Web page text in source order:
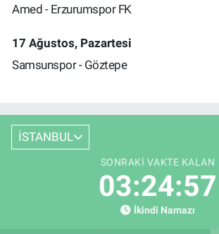
Amed - Erzurumspor FK
17 Ağustos, Pazartesi
Samsunspor - Göztepe
İSTANBUL
SONRAKI VAKTE KALAN
03:24:56
İkindi Namazı